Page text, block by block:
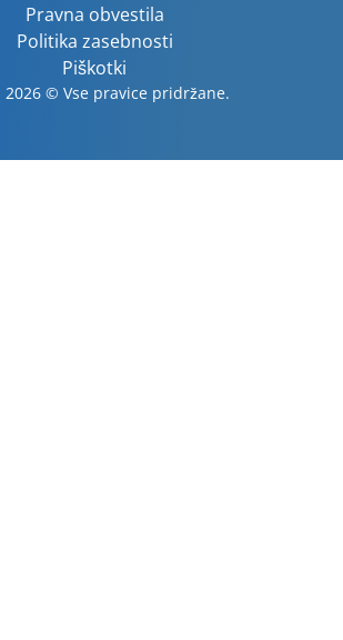
Pravna obvestila
Politika zasebnosti
Piškotki
2026 © Vse pravice pridržane.